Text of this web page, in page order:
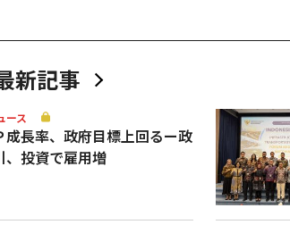
新記事
ース
成長率、政府目標上回るー政
、投資で雇用増